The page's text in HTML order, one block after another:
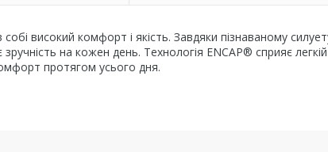
високий комфорт і якість. Завдяки пізнаваному
на кожен день. Технологія ENCAP® сприяє легкій
протягом усього дня.